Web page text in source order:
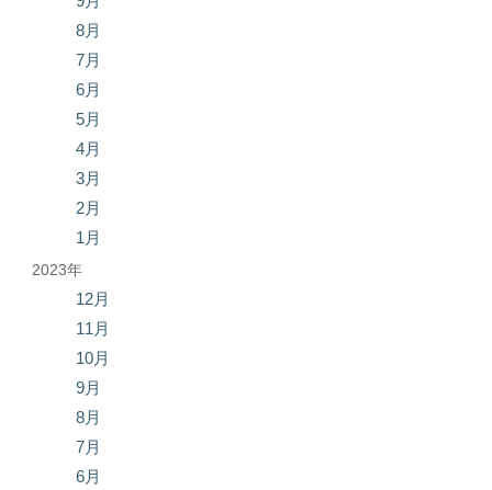
8月
7月
6月
5月
4月
3月
2月
1月
2023年
12月
11月
10月
9月
8月
7月
6月